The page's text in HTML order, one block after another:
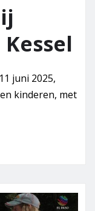
juni 2025,
kinderen, met